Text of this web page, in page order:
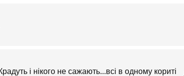
і нікого не сажають...всі в одному кориті